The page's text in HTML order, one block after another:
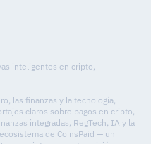
inteligentes en cripto,
las finanzas y la tecnología,
claros sobre pagos en cripto,
integradas, RegTech, IA y la
de CoinsPaid — un